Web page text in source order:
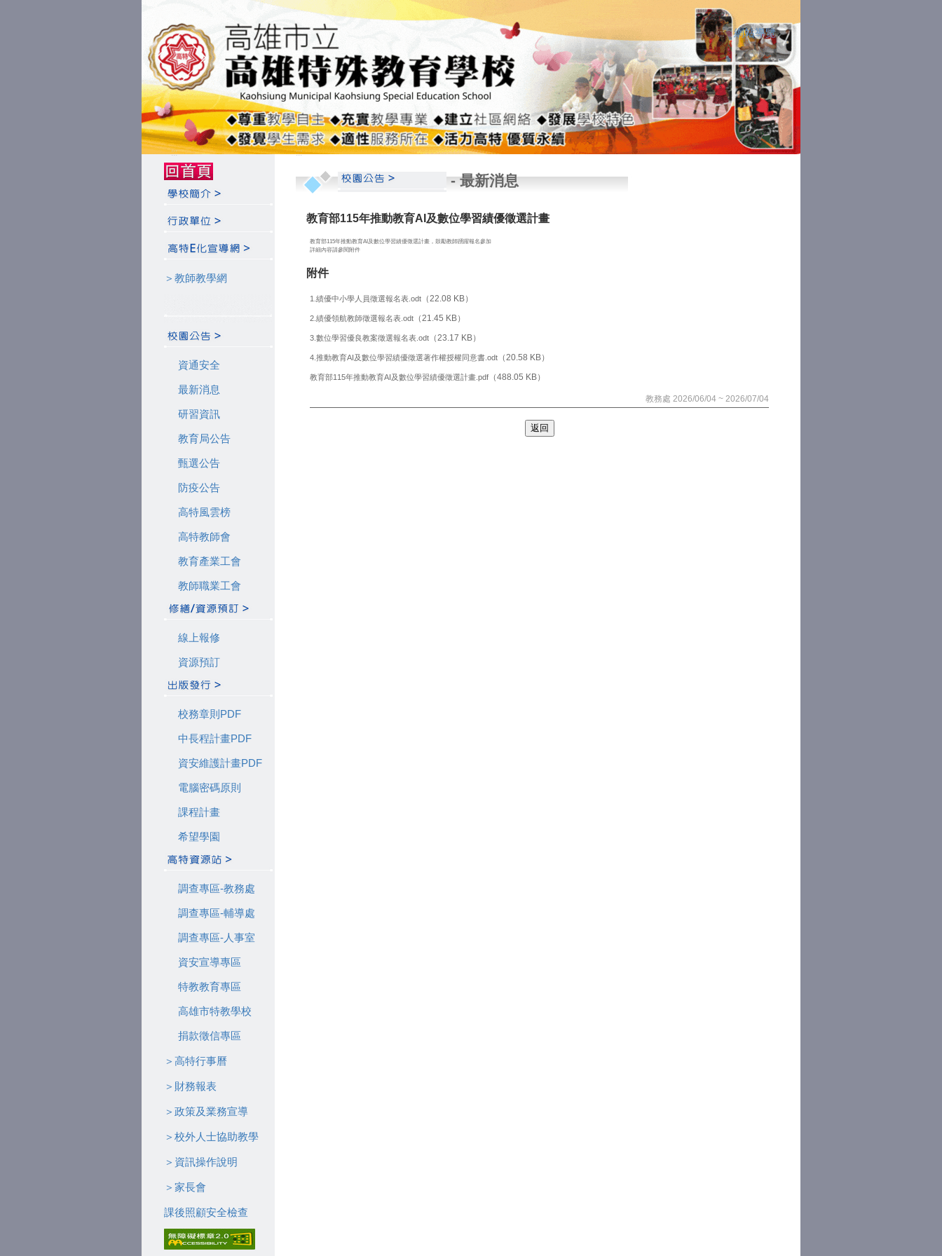
::: 網站導覽
:::
＞教師教學網
資通安全
最新消息
研習資訊
教育局公告
甄選公告
防疫公告
高特風雲榜
高特教師會
教育產業工會
教師職業工會
線上報修
資源預訂
校務章則PDF
中長程計畫PDF
資安維護計畫PDF
電腦密碼原則
課程計畫
希望學園
調查專區-教務處
調查專區-輔導處
調查專區-人事室
資安宣導專區
特教教育專區
高雄市特教學校
捐款徵信專區
＞高特行事曆
＞財務報表
＞政策及業務宣導
＞校外人士協助教學
＞資訊操作說明
＞家長會
課後照顧安全檢查
:::
-最新消息
教育部115年推動教育AI及數位學習績優徵選計畫
教育部115年推動教育AI及數位學習績優徵選計畫，鼓勵教師踴躍報名參加
詳細內容請參閱附件
附件
1.績優中小學人員徵選報名表.odt （22.08 KB）
2.績優領航教師徵選報名表.odt （21.45 KB）
3.數位學習優良教案徵選報名表.odt （23.17 KB）
4.推動教育AI及數位學習績優徵選著作權授權同意書.odt （20.58 KB）
教育部115年推動教育AI及數位學習績優徵選計畫.pdf （488.05 KB）
教務處 2026/06/04 ~ 2026/07/04
返回